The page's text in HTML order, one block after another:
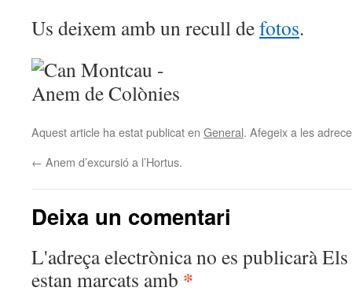
Us deixem amb un recull defotos.
Aquest article ha estat publicat en General. Afegeix a les
← Anem d’excursió a l’Hortus.
Deixa un comentari
L'adreça electrònica no es publicaràEls
estan marcats amb *